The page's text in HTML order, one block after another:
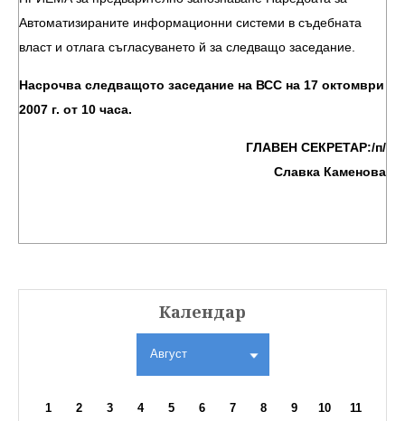
Автоматизираните информационни системи в съдебната
власт и отлага съгласуването й за следващо заседание.
Насрочва следващото заседание на ВСС на 17 октомври
2007 г. от 10 часа.
ГЛАВЕН СЕКРЕТАР:/п/
Славка Каменова
Календар
Август
1 2 3 4 5 6 7 8 9 10
11